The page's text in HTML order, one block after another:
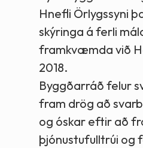
Hnefli Örlygssyni
skýringa á ferli
framkvæmda við
2018.
Byggðarráð felur
fram drög að
og óskar eftir að
þjónustufulltrúi og